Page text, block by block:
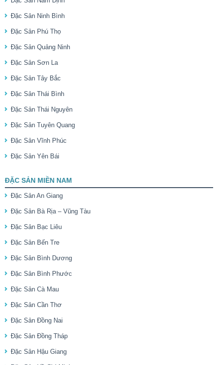
Đặc Sản Ninh Bình
Đặc Sản Phú Thọ
Đặc Sản Quảng Ninh
Đặc Sản Sơn La
Đặc Sản Tây Bắc
Đặc Sản Thái Bình
Đặc Sản Thái Nguyên
Đặc Sản Tuyên Quang
Đặc Sản Vĩnh Phúc
Đặc Sản Yên Bái
ĐẶC SẢN MIỀN NAM
Đặc Sản An Giang
Đặc Sản Bà Rịa – Vũng Tàu
Đặc Sản Bạc Liêu
Đặc Sản Bến Tre
Đặc Sản Bình Dương
Đặc Sản Bình Phước
Đặc Sản Cà Mau
Đặc Sản Cần Thơ
Đặc Sản Đồng Nai
Đặc Sản Đồng Tháp
Đặc Sản Hậu Giang